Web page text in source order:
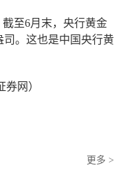
至6月末，央行黄金
司。这也是中国央行黄
券网）
更多 >